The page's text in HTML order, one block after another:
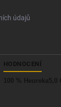
údajů
HODNOCENÍ